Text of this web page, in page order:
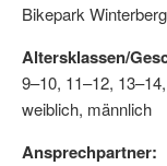
Bikepark
Altersklassen/
9–10, 11–12,
weiblich, männlich
Ansprechpartner: